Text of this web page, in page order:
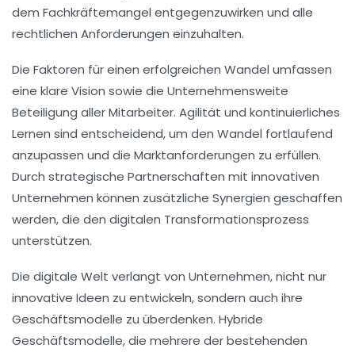
dem Fachkräftemangel entgegenzuwirken und alle
rechtlichen Anforderungen einzuhalten.
Die Faktoren für einen erfolgreichen Wandel umfassen
eine klare Vision sowie die Unternehmensweite
Beteiligung aller Mitarbeiter. Agilität und kontinuierliches
Lernen sind entscheidend, um den Wandel fortlaufend
anzupassen und die Marktanforderungen zu erfüllen.
Durch strategische Partnerschaften mit innovativen
Unternehmen können zusätzliche Synergien geschaffen
werden, die den digitalen Transformationsprozess
unterstützen.
Die digitale Welt verlangt von Unternehmen, nicht nur
innovative Ideen zu entwickeln, sondern auch ihre
Geschäftsmodelle zu überdenken. Hybride
Geschäftsmodelle, die mehrere der bestehenden